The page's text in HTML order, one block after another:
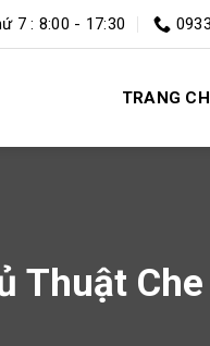
7 : 8:00 - 17:30
TRANG
Thuật